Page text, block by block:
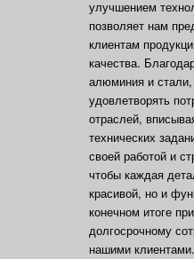
улучшением
позволяет нам
клиентам
качества.
алюминия и
удовлетворять
отраслей,
технических
своей работой и
чтобы каждая
красивой, но и
конечном итоге
долгосрочному
нашими клиентами.